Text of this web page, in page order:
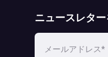
ニュースレタ